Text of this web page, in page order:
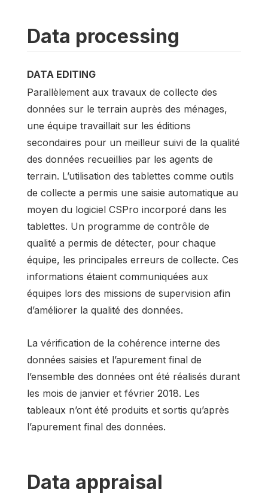
Data processing
DATA EDITING
Parallèlement aux travaux de collecte des
données sur le terrain auprès des ménages,
une équipe travaillait sur les éditions
secondaires pour un meilleur suivi de la qualité
des données recueillies par les agents de
terrain. L’utilisation des tablettes comme outils
de collecte a permis une saisie automatique au
moyen du logiciel CSPro incorporé dans les
tablettes. Un programme de contrôle de
qualité a permis de détecter, pour chaque
équipe, les principales erreurs de collecte. Ces
informations étaient communiquées aux
équipes lors des missions de supervision afin
d’améliorer la qualité des données.
La vérification de la cohérence interne des
données saisies et l’apurement final de
l’ensemble des données ont été réalisés durant
les mois de janvier et février 2018. Les
tableaux n’ont été produits et sortis qu’après
l’apurement final des données.
Data appraisal